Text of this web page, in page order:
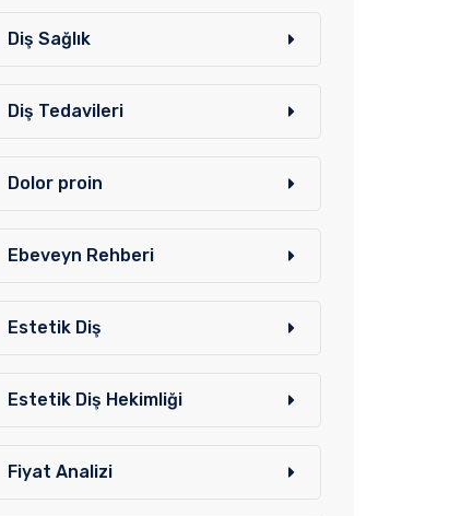
Diş Sağlık
Diş Tedavileri
Dolor proin
Ebeveyn Rehberi
Estetik Diş
Estetik Diş Hekimliği
Fiyat Analizi